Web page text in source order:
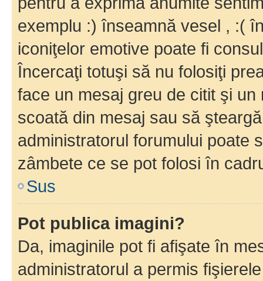
exemplu :) înseamnă vesel , :(
iconiţelor emotive poate fi
Încercaţi totuşi să nu folosiţi
face un mesaj greu de citit şi
scoată din mesaj sau să
administratorul forumului poate
zâmbete ce se pot folosi în
Sus
Pot publica imagini?
Da, imaginile pot fi afişate în
administratorul a permis